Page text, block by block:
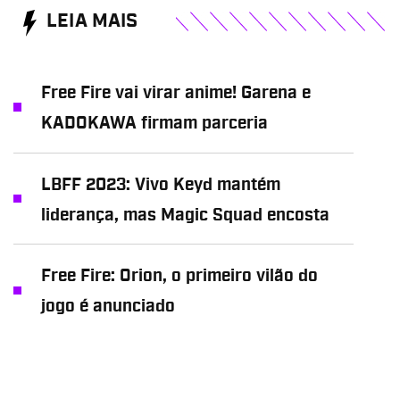
LEIA MAIS
Free Fire vai virar anime! Garena e
KADOKAWA firmam parceria
LBFF 2023: Vivo Keyd mantém
liderança, mas Magic Squad encosta
Free Fire: Orion, o primeiro vilão do
jogo é anunciado